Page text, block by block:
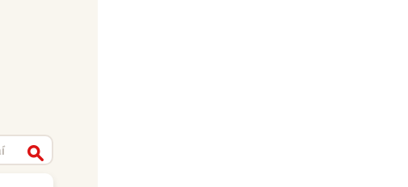
Vyhledat